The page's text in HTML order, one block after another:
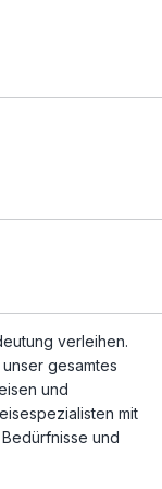
verleihen.
gesamtes
und
mit
und